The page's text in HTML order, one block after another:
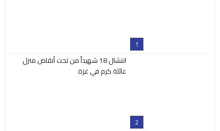
1
2
انتشال 18 شهيداً من تحت أنقاض منزل
عائلة كرم في غزة